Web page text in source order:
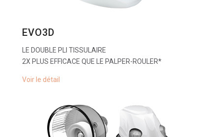
EVO3D
LE DOUBLE PLI TISSULAIRE
2X PLUS EFFICACE QUE LE PALPER-ROULER*
Voir le détail